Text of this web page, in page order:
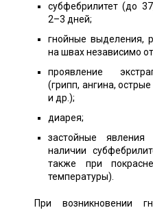
субфебрилитет (до
2–3 дней;
гнойные выделения,
на швах независимо
проявление
(грипп, ангина,
и др.);
диарея;
застойные
наличии
также при
температуры).
При возникновении